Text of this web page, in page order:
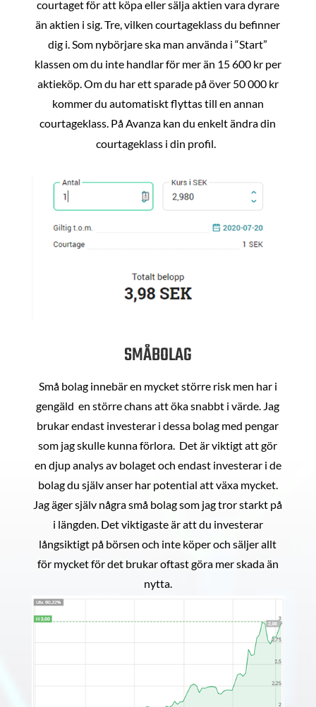
courtaget för att köpa eller sälja aktien vara dyrare
än aktien i sig. Tre, vilken courtageklass du befinner
dig i. Som nybörjare ska man använda i “Start”
klassen om du inte handlar för mer än 15 600 kr per
aktieköp. Om du har ett sparade på över 50 000 kr
kommer du automatiskt flyttas till en annan
courtageklass. På Avanza kan du enkelt ändra din
courtageklass i din profil.
SMÅBOLAG
Små bolag innebär en mycket större risk men har i
gengäld en större chans att öka snabbt i värde. Jag
brukar endast investerar i dessa bolag med pengar
som jag skulle kunna förlora. Det är viktigt att gör
en djup analys av bolaget och endast investerar i de
bolag du själv anser har potential att växa mycket.
Jag äger själv några små bolag som jag tror starkt på
i längden. Det viktigaste är att du investerar
långsiktigt på börsen och inte köper och säljer allt
för mycket för det brukar oftast göra mer skada än
nytta.